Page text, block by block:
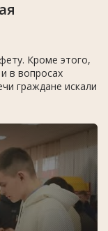
Кроме этого,
в вопросах
граждане искали